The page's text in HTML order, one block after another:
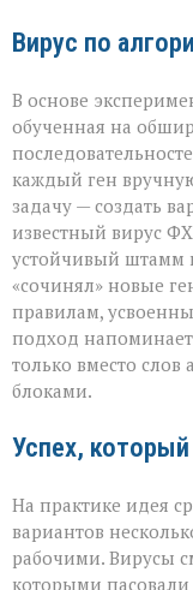
Вирус по
В основе
обученная на
каждый ген
задачу — создать
известный вирус
устойчивый штамм
«сочинял» новые
правилам,
подход
только вместо
блоками.
Успех,
На практике идея
вариантов
рабочими. Вирусы
которыми